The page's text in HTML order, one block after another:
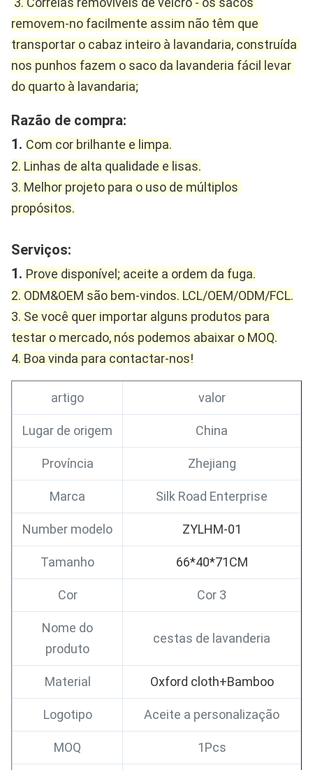
removem-no facilmente assim não têm que
transportar o cabaz inteiro à lavandaria, construída
nos punhos fazem o saco da lavanderia fácil levar
do quarto à lavandaria;
Razão de compra:
1. Com cor brilhante e limpa.
2. Linhas de alta qualidade e lisas.
3. Melhor projeto para o uso de múltiplos
propósitos.
Serviços:
1. Prove disponível; aceite a ordem da fuga.
2. ODM&OEM são bem-vindos. LCL/OEM/ODM/FCL.
3. Se você quer importar alguns produtos para
testar o mercado, nós podemos abaixar o MOQ.
4. Boa vinda para contactar-nos!
artigo valor
Lugar de origem China
Província Zhejiang
Marca Silk Road Enterprise
Number modelo ZYLHM-01
Tamanho 66*40*71CM
Cor Cor 3
Nome do
produto
cestas de lavanderia
Material Oxford cloth+Bamboo
Logotipo Aceite a personalização
MOQ 1Pcs